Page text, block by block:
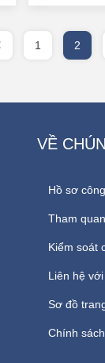
1 2
VỀ
Hồ sơ
Tham
Kiểm soát
Liên hệ
Sơ đồ
Chính